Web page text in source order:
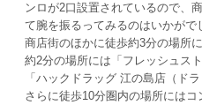
ンロが2口設置されているので、
て腕を振るってみるのはいかがで
商店街のほかに徒歩約3分の場所
約2分の場所には「フレッシュス
「ハックドラッグ 江の島店（ド
さらに徒歩10分圏内の場所には